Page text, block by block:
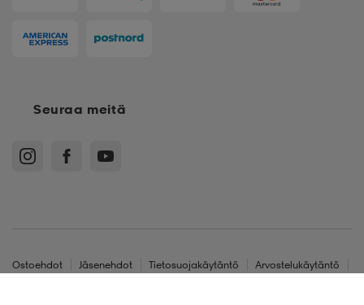
Seuraa meitä
Ostoehdot Jäsenehdot Tietosuojakäytäntö
Arvostelukäytäntö